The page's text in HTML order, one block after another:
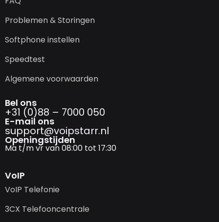
Problemen & Storingen
Softphone instellen
Speedtest
Algemene voorwaarden
Bel ons
+31 (0)88 – 7000 050
E-mail ons
support@­voipstarr.nl
Openingstijden
Ma t/m vr van 08:00 tot 17:30
VoIP
VoIP Telefonie
3CX Telefooncentrale